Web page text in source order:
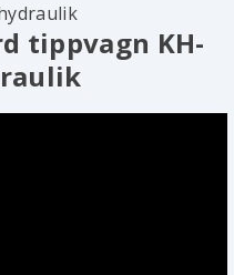
tippvagn KH-